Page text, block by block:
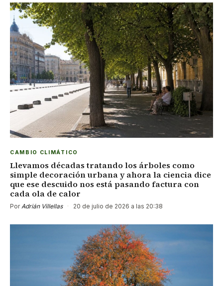
CAMBIO CLIMÁTICO
Llevamos décadas tratando los árboles como
simple decoración urbana y ahora la ciencia dice
que ese descuido nos está pasando factura con
cada ola de calor
Por Adrián Villellas · 20 de julio de 2026 a las 20:38